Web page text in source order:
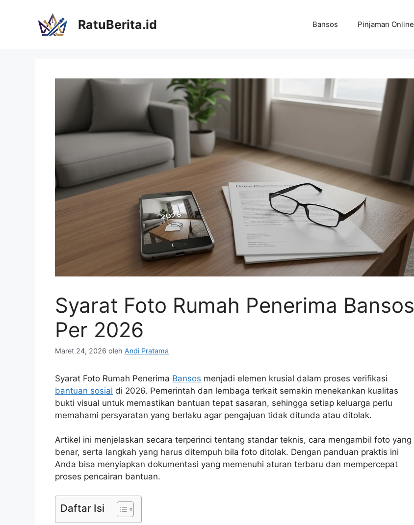
RatuBerita.id Bansos Pinjaman Online
Syarat Foto Rumah Penerima Bansos
Per 2026
Maret 24, 2026 oleh Andi Pratama
Syarat Foto Rumah Penerima Bansos menjadi elemen krusial dalam proses verifikasi
bantuan sosial di 2026. Pemerintah dan lembaga terkait semakin menekankan kualitas
bukti visual untuk memastikan bantuan tepat sasaran, sehingga setiap keluarga perlu
memahami persyaratan yang berlaku agar pengajuan tidak ditunda atau ditolak.
Artikel ini menjelaskan secara terperinci tentang standar teknis, cara mengambil foto yang
benar, serta langkah yang harus ditempuh bila foto ditolak. Dengan panduan praktis ini
Anda bisa menyiapkan dokumentasi yang memenuhi aturan terbaru dan mempercepat
proses pencairan bantuan.
Daftar Isi